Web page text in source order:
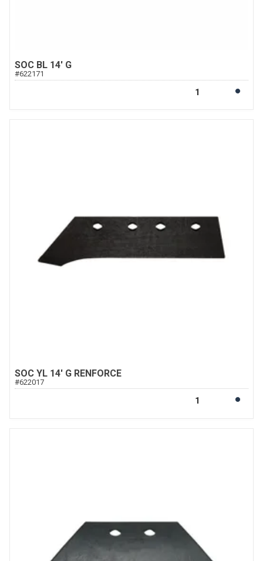
SOC BL 14' G
#622171
SOC YL 14' G RENFORCE
#622017